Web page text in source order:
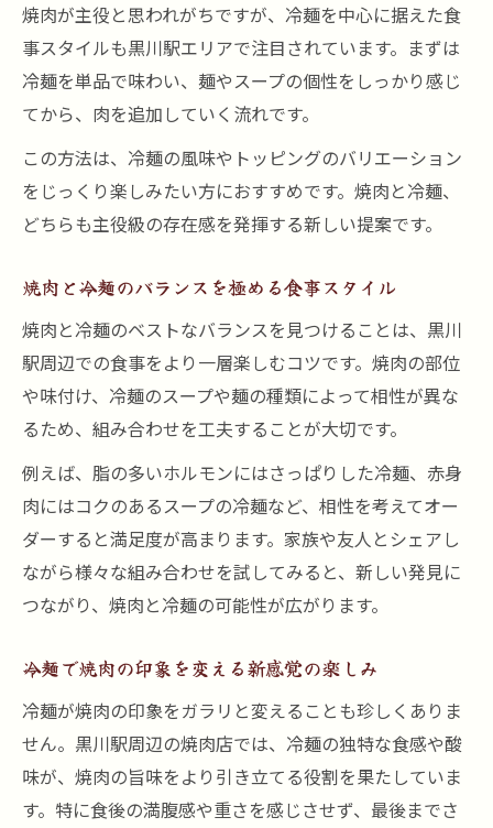
焼肉が主役と思われがちですが、冷麺を中心に据えた食
事スタイルも黒川駅エリアで注目されています。まずは
冷麺を単品で味わい、麺やスープの個性をしっかり感じ
てから、肉を追加していく流れです。
この方法は、冷麺の風味やトッピングのバリエーション
をじっくり楽しみたい方におすすめです。焼肉と冷麺、
どちらも主役級の存在感を発揮する新しい提案です。
焼肉と冷麺のバランスを極める食事スタイル
焼肉と冷麺のベストなバランスを見つけることは、黒川
駅周辺での食事をより一層楽しむコツです。焼肉の部位
や味付け、冷麺のスープや麺の種類によって相性が異な
るため、組み合わせを工夫することが大切です。
例えば、脂の多いホルモンにはさっぱりした冷麺、赤身
肉にはコクのあるスープの冷麺など、相性を考えてオー
ダーすると満足度が高まります。家族や友人とシェアし
ながら様々な組み合わせを試してみると、新しい発見に
つながり、焼肉と冷麺の可能性が広がります。
冷麺で焼肉の印象を変える新感覚の楽しみ
冷麺が焼肉の印象をガラリと変えることも珍しくありま
せん。黒川駅周辺の焼肉店では、冷麺の独特な食感や酸
味が、焼肉の旨味をより引き立てる役割を果たしていま
す。特に食後の満腹感や重さを感じさせず、最後までさ